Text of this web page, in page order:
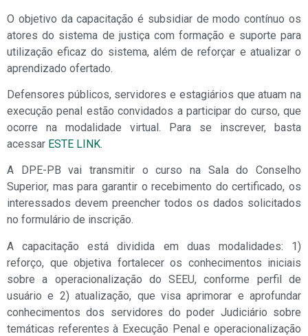
O objetivo da capacitação é subsidiar de modo contínuo os
atores do sistema de justiça com formação e suporte para
utilização eficaz do sistema, além de reforçar e atualizar o
aprendizado ofertado.
Defensores públicos, servidores e estagiários que atuam na
execução penal estão convidados a participar do curso, que
ocorre na modalidade virtual. Para se inscrever, basta
acessar ESTE LINK.
A DPE-PB vai transmitir o curso na Sala do Conselho
Superior, mas para garantir o recebimento do certificado, os
interessados devem preencher todos os dados solicitados
no formulário de inscrição.
A capacitação está dividida em duas modalidades: 1)
reforço, que objetiva fortalecer os conhecimentos iniciais
sobre a operacionalização do SEEU, conforme perfil de
usuário e 2) atualização, que visa aprimorar e aprofundar
conhecimentos dos servidores do poder Judiciário sobre
temáticas referentes à Execução Penal e operacionalização